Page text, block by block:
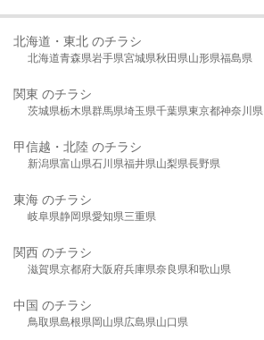
北海道・東北 のチラシ
北海道青森県岩手県宮城県秋田県山形県福島県
関東 のチラシ
茨城県栃木県群馬県埼玉県千葉県東京都神奈川県
甲信越・北陸 のチラシ
新潟県富山県石川県福井県山梨県長野県
東海 のチラシ
岐阜県静岡県愛知県三重県
関西 のチラシ
滋賀県京都府大阪府兵庫県奈良県和歌山県
中国 のチラシ
鳥取県島根県岡山県広島県山口県